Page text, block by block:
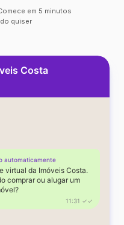
em 5 minutos
quiser
Costa
automaticamente
virtual da Imóveis Costa.
comprar ou alugar um
11:31 ✓✓